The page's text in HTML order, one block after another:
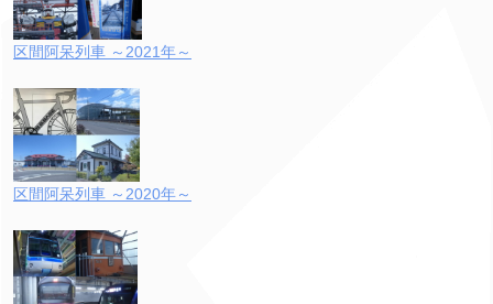
区間阿呆列車 ～2021年～
区間阿呆列車 ～2020年～